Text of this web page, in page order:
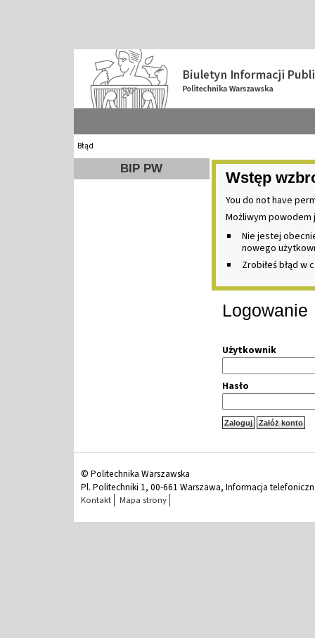
Błąd
BIP PW
Wstęp
You do not have
Możliwym powodem
Nie jestej
nowego
Zrobiłeś błąd w
Logowanie
Użytkownik
Hasło
© Politechnika Warszawska
Pl. Politechniki 1, 00-661 Warszawa, Informacja
Kontakt Mapa strony